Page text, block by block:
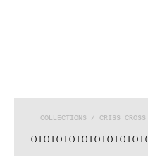
COLLECTIONS / CRISS CROSS
)|() |() |() |() |() |() |() |() |()